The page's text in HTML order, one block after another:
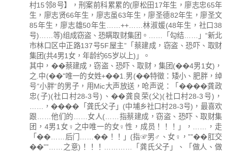
村15邻8号】，刑案前科累累的(廖松田17年生，廖志忠65年
生，廖志贤66年生，廖志虽63年生，廖圣德82年生，廖圣文
85年生，廖志雄50年生……++……林淑媛(48年生，社口38
号)……等)组成窃盗、恐瞒取财集团。……「勾结……」“新北
市林口区中正路137号5F屋主”「蔡建成，窃盗、恐吓、取财
集团(共4男1女，年龄约65岁以上)」。
其中，��蔡建成，窃盗、恐吓、取财，集团(��4男1女)，
之.中(��"唯一的女姓+��1.男(��特徵：矮小、肥胖，绰
号“小胖“的男子，用Mic大声放送，呛声说：「����龚政
忠(子)(社口村28-3号)、��龚良荣(父)(社口村28-3号)，
……，����「龚氏父子」(中埔乡社口村28-3号)，最喜欢
跟……他们的……女人(……指蔡建成，窃盗、恐吓、取财集
团，4男1女♀之中唯一的女♀性，成员！！！」，……，走
「��……后门……��！！」(指☞男♂、女♀，””��肛交
��””……之意)！！！…………「龚氏父子」、「做人、做